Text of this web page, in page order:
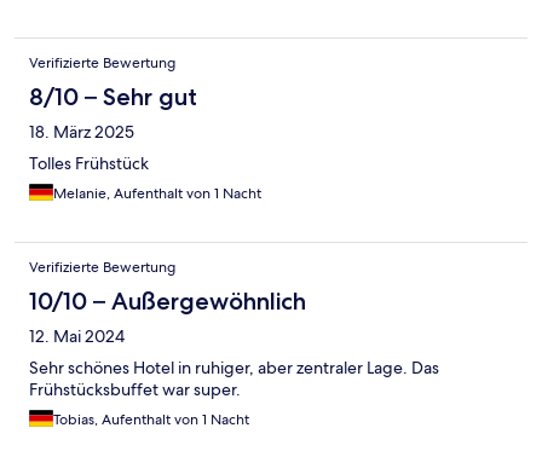
Verifizierte Bewertung
8/10 – Sehr gut
18. März 2025
Tolles Frühstück
Melanie, Aufenthalt von 1 Nacht
Verifizierte Bewertung
10/10 – Außergewöhnlich
12. Mai 2024
Sehr schönes Hotel in ruhiger, aber zentraler Lage. Das
Frühstücksbuffet war super.
Tobias, Aufenthalt von 1 Nacht